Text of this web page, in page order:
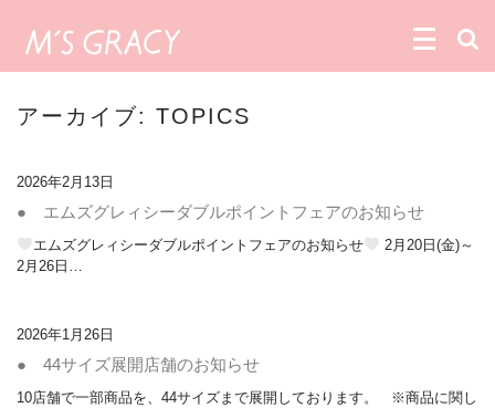
アーカイブ: TOPICS
2026年2月13日
● エムズグレィシーダブルポイントフェアのお知らせ
エムズグレィシーダブルポイントフェアのお知らせ
2月20日(金)～
2月26日…
2026年1月26日
● 44サイズ展開店舗のお知らせ
10店舗で一部商品を、44サイズまで展開しております。 ※商品に関し